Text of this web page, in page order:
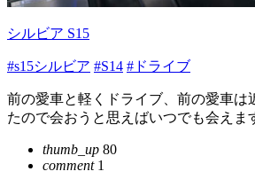
シルビア S15
#s15シルビア #S14 #ドライブ
前の愛車と軽くドライブ、前の愛車は
たので会おうと思えばいつでも会えま
thumb_up 80
comment1